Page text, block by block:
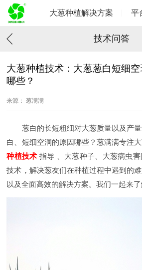
大葱种植解决方案 平
技术问答
大葱种植技术：大葱葱白短细
哪些？
来源： 葱满满
葱白的长短粗细对大葱质量以及产
白、短细空洞的原因哪些？ 葱满满专注
种植技术 指导 、大葱种子、大葱病虫
技术，解决葱友们在种植过程中遇到的
以及全面高效的解决方案。我们一起来了